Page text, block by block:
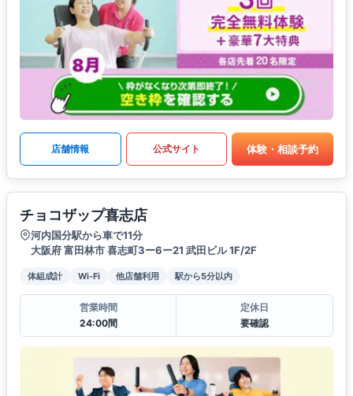
店舗情報 公式サイト 体験・相談予約
チョコザップ喜志店
河内国分駅から車で11分
大阪府 富田林市 喜志町3ー6ー21 武田ビル 1F/2F
体組成計 Wi-Fi 他店舗利用 駅から5分以内
営業時間
24:00間
定休日
要確認